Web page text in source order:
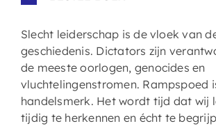
Slecht leiderschap is de vloek van
geschiedenis. Dictators zijn
de meeste oorlogen, genocides en
vluchtelingenstromen. Rampspoed
handelsmerk. Het wordt tijd dat wij
tijdig te herkennen en écht te